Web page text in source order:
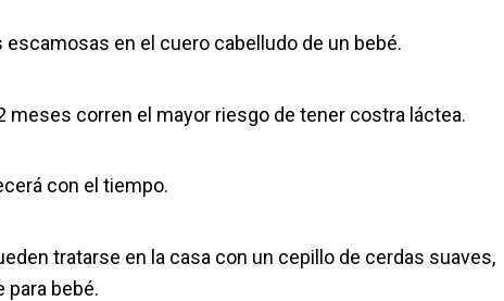
en el cuero cabelludo de un bebé.
meses corren el mayor riesgo de tener costra láctea.
con el tiempo.
tratarse en la casa con un cepillo de cerdas suaves,
para bebé.